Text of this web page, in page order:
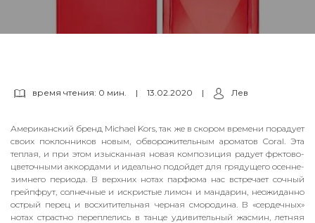
время чтения: 0 мин. | 13.02.2020 | Лев
Американский бренд Michael Kors, так же в скором времени порадует
своих поклонников новым, обворожительным ароматов Coral. Эта
теплая, и при этом изысканная новая композиция радует фрктово-
цветочными аккордами и идеально подойдет для грядущего осенне-
зимнего периода. В верхних нотах парфюма нас встречает сочный
грейпфрут, солнечные и искристые лимон и мандарин, неожиданно
острый перец и восхитительная черная смородина. В «сердечных»
нотах страстно переплелись в танце удивительный жасмин, летняя